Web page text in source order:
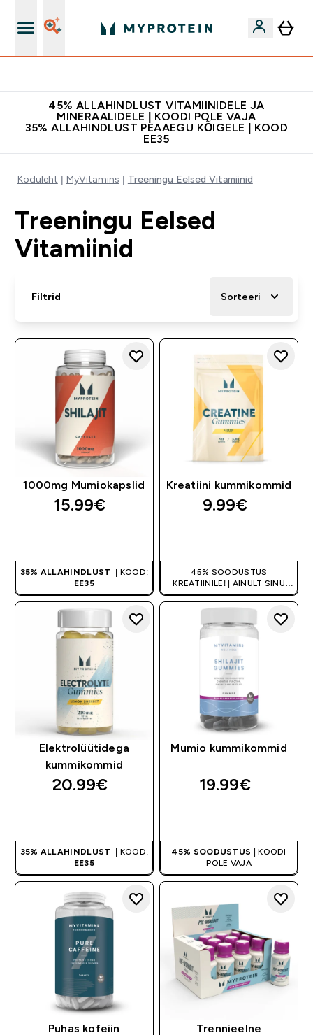
45% ALLAHINDLUST VITAMIINIDELE JA
MINERAALIDELE | KOODI POLE VAJA
35% ALLAHINDLUST PEAAEGU KÕIGELE | KOOD
EE35
Koduleht MyVitamins Treeningu Eelsed Vitamiinid
Treeningu Eelsed
Vitamiinid
Filtrid Sorteeri
1000mg Mumiokapslid
15.99€‎
35% ALLAHINDLUST
| KOOD:
EE35
Kreatiini kummikommid
9.99€‎
45% SOODUSTUS
KREATIINILE! | AINULT SINU
ESIMESEL TELLIMUSEL
Elektrolüütidega
kummikommid
20.99€‎
35% ALLAHINDLUST
| KOOD:
EE35
Mumio kummikommid
19.99€‎
45% SOODUSTUS | KOODI
POLE VAJA
Puhas kofeiin
Trennieelne